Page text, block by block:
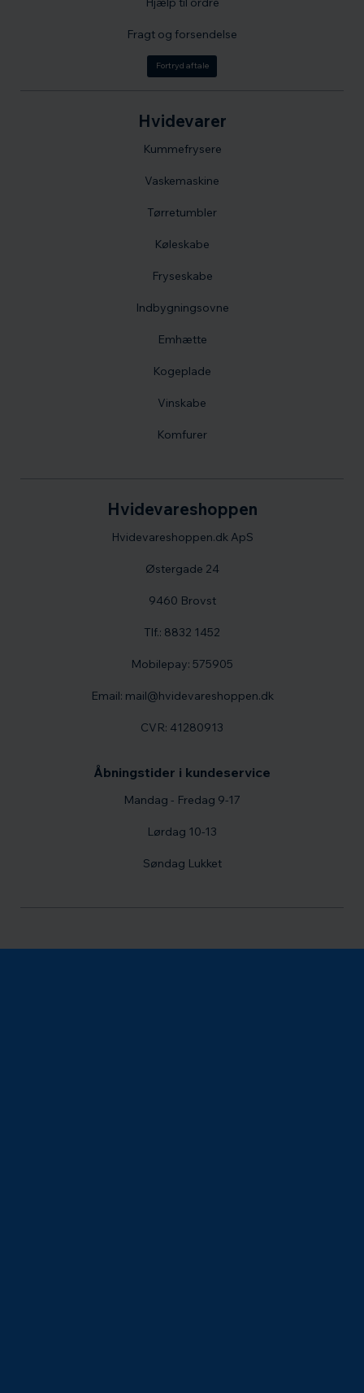
Hvidevareshoppen
Hvidevareshoppen.dk ApS
Østergade 24
9460 Brovst
Tlf.: 8832 1452
Mobilepay: 575905
Email: mail@hvidevareshoppen.dk
CVR: 41280913
Åbningstider i kundeservice
Mandag - Fredag 9-17
Lørdag 10-13
Søndag Lukket
Hvidevarer
Kummefrysere
Vaskemaskine
Tørretumbler
Køleskabe
Fryseskabe
Indbygningsovne
Emhætte
Kogeplade
Vinskabe
Komfurer
Fragt og forsendelse
Fortryd aftale